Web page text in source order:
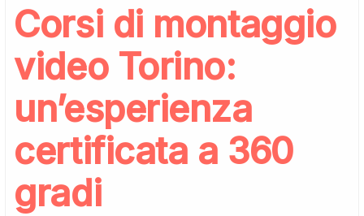
Corsi di montaggio
video Torino:
un’esperienza
certificata a 360
gradi